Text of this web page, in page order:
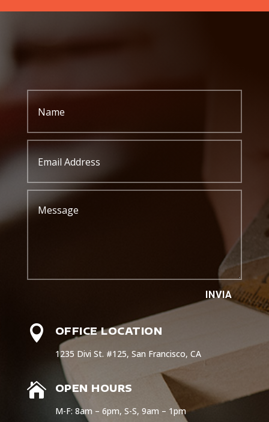
INVIA
 OFFICE LOCATION
1235 Divi St. #125, San Francisco, CA
 OPEN HOURS
M-F: 8am – 6pm, S-S, 9am – 1pm